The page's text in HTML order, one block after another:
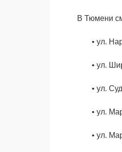
В Тюмени
• ул.
• ул.
• ул.
• ул.
• ул.